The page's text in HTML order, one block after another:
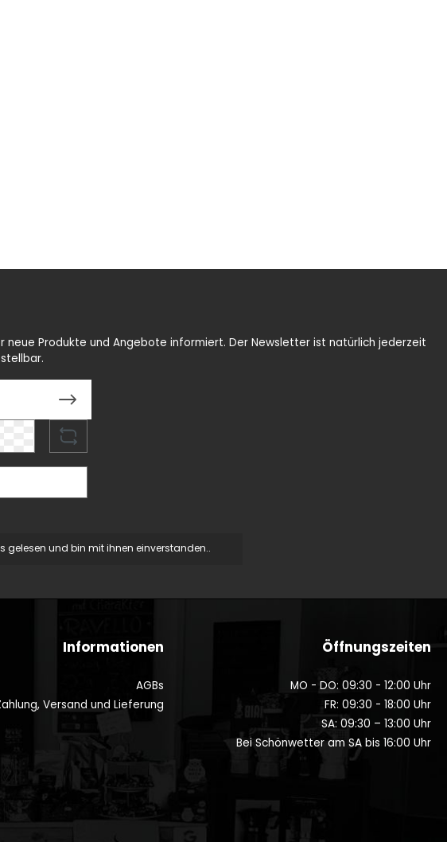
Produkte und Angebote informiert. Der Newsletter ist natürlich jederzeit
gelesen und bin mit ihnen einverstanden..
Informationen
AGBs
Versand und Lieferung
Öffnungszeiten
MO - DO: 09:30 - 12:00 Uhr
FR: 09:30 - 18:00 Uhr
SA: 09:30 – 13:00 Uhr
Bei Schönwetter am SA bis 16:00 Uhr